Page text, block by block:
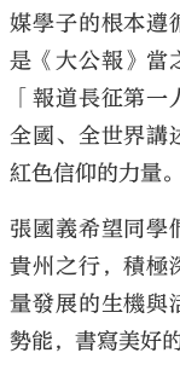
媒學子的根本遵
是《大公報》當
「報道長征第
全國、全世界講
紅色信仰的力量。
張國義希望同學
貴州之行，積極
量發展的生機與
勢能，書寫美好